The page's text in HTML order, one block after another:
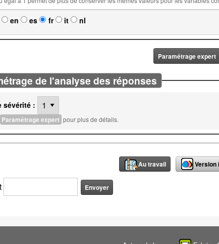
en es fr it nl
Paramétrage expert
de l'analyse des réponses
sévérité :
Paramétrage expert pour plus de détails.
Au travail Version